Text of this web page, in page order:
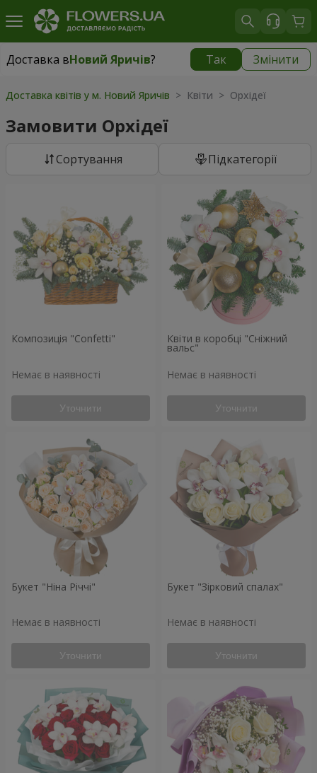
Доставка вНовий Яричів? Так Змінити
Доставка вНовий Яричів| безкоштовно
Доставка квітів у м. Новий Яричів > Квіти > Орхідеї
Замовити Орхідеї
Сортування Підкатегорії
Композиція "Confetti"
Немає в наявності
Уточнити
Квіти в коробці "Сніжний
вальс"
Немає в наявності
Уточнити
Букет "Ніна Річчі"
Немає в наявності
Уточнити
Букет "Зірковий спалах"
Немає в наявності
Уточнити